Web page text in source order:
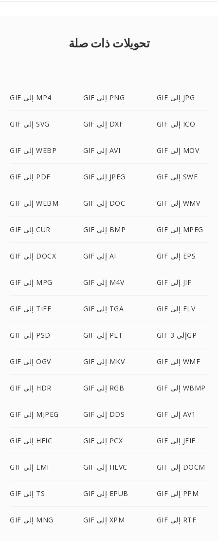
تحويلات ذات صلة
GIF إلى MP4 GIF إلى PNG GIF إلى JPG
GIF إلى SVG GIF إلى DXF GIF إلى ICO
GIF إلى WEBP GIF إلى AVI GIF إلى MOV
GIF إلى PDF GIF إلى JPEG GIF إلى SWF
GIF إلى WEBM GIF إلى DOC GIF إلى WMV
GIF إلى CUR GIF إلى BMP GIF إلى MPEG
GIF إلى DOCX GIF إلى AI GIF إلى EPS
GIF إلى MPG GIF إلى M4V GIF إلى JIF
GIF إلى TIFF GIF إلى TGA GIF إلى FLV
GIF إلى PSD GIF إلى PLT GIF إلى 3GP
GIF إلى OGV GIF إلى MKV GIF إلى WMF
GIF إلى HDR GIF إلى RGB GIF إلى WBMP
GIF إلى MJPEG GIF إلى DDS GIF إلى AV1
GIF إلى HEIC GIF إلى PCX GIF إلى JFIF
GIF إلى EMF GIF إلى HEVC GIF إلى DOCM
GIF إلى TS GIF إلى EPUB GIF إلى PPM
GIF إلى MNG GIF إلى XPM GIF إلى RTF